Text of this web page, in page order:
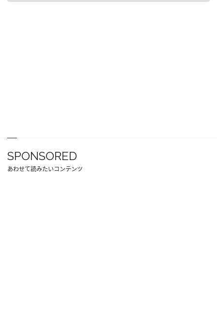
SPONSORED
あわせて読みたいコンテンツ